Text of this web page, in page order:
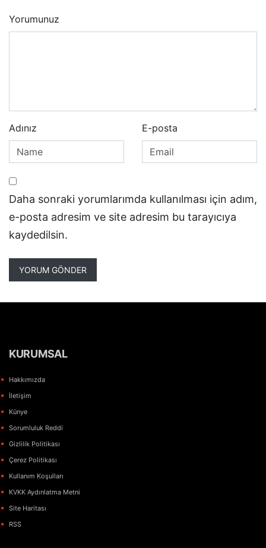
Yorumunuz
Adınız E-posta
Daha sonraki yorumlarımda kullanılması için adım,
e-posta adresim ve site adresim bu tarayıcıya
kaydedilsin.
KURUMSAL
Hakkımızda
İletişim
Künye
Sorumluluk Reddi
Gizlilik Politikası
Çerez Politikası
Kullanım Koşulları
KVKK Aydınlatma Metni
Site Haritası
RSS